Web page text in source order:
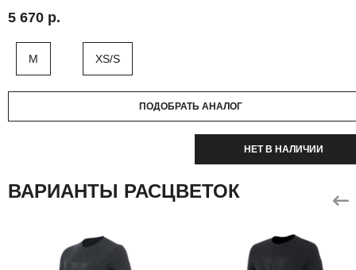
5 670 р.
M XS/S
ПОДОБРАТЬ АНАЛОГ
НЕТ В НАЛИЧИИ
ВАРИАНТЫ РАСЦВЕТОК